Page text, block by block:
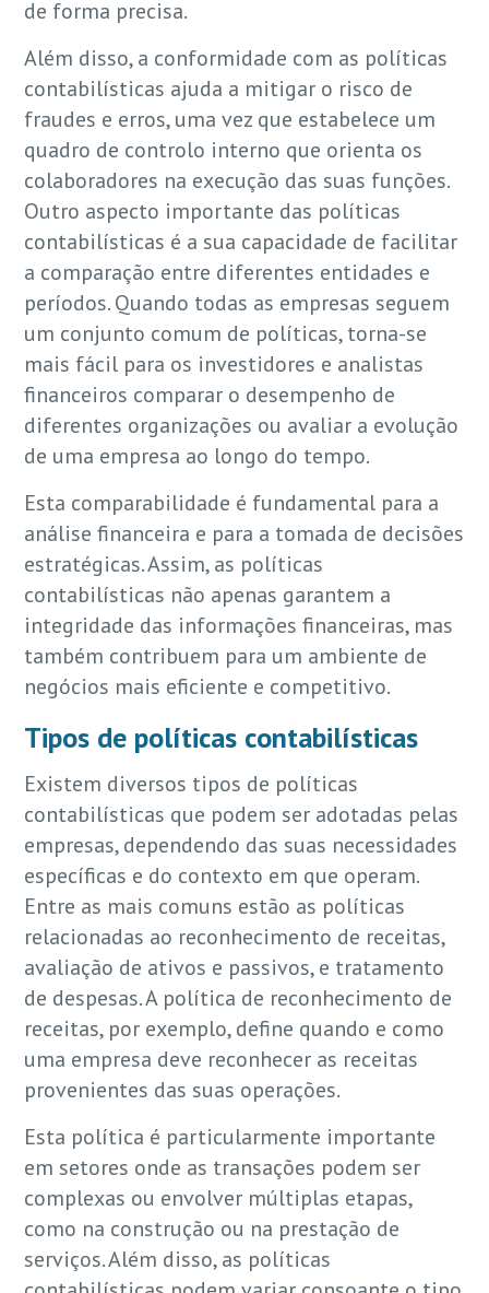
de forma precisa.
Além disso, a conformidade com as políticas
contabilísticas ajuda a mitigar o risco de
fraudes e erros, uma vez que estabelece um
quadro de controlo interno que orienta os
colaboradores na execução das suas funções.
Outro aspecto importante das políticas
contabilísticas é a sua capacidade de facilitar
a comparação entre diferentes entidades e
períodos. Quando todas as empresas seguem
um conjunto comum de políticas, torna-se
mais fácil para os investidores e analistas
financeiros comparar o desempenho de
diferentes organizações ou avaliar a evolução
de uma empresa ao longo do tempo.
Esta comparabilidade é fundamental para a
análise financeira e para a tomada de decisões
estratégicas. Assim, as políticas
contabilísticas não apenas garantem a
integridade das informações financeiras, mas
também contribuem para um ambiente de
negócios mais eficiente e competitivo.
Tipos de políticas contabilísticas
Existem diversos tipos de políticas
contabilísticas que podem ser adotadas pelas
empresas, dependendo das suas necessidades
específicas e do contexto em que operam.
Entre as mais comuns estão as políticas
relacionadas ao reconhecimento de receitas,
avaliação de ativos e passivos, e tratamento
de despesas. A política de reconhecimento de
receitas, por exemplo, define quando e como
uma empresa deve reconhecer as receitas
provenientes das suas operações.
Esta política é particularmente importante
em setores onde as transações podem ser
complexas ou envolver múltiplas etapas,
como na construção ou na prestação de
serviços. Além disso, as políticas